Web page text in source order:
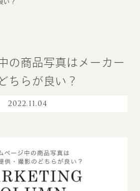
い？
の商品写真はメーカー
ちらが良い？
2022.11.04